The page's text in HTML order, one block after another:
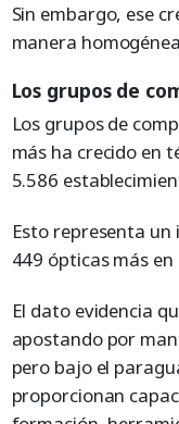
Sin embargo, ese
manera
Los grupos de
Los grupos de
más ha crecido en
5.586
Esto representa un
449 ópticas más
El dato evidencia
apostando por
pero bajo el
proporcionan